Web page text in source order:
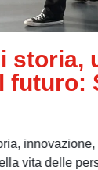
storia,
futuro:
vita delle